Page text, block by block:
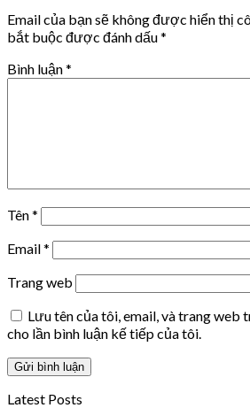
Email của bạn sẽ không được hiển thị
bắt buộc được đánh dấu*
Bình luận*
Tên*
Email*
Trang web
Lưu tên của tôi, email, và trang web
cho lần bình luận kế tiếp của tôi.
Latest Posts